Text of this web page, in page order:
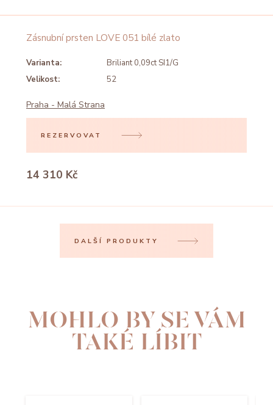
Zásnubní prsten LOVE 051 bílé zlato
Varianta:
Briliant 0,09ct SI1/G
Velikost:
52
Praha - Malá Strana
REZERVOVAT
14 310 Kč
DALŠÍ PRODUKTY
MOHLO BY SE VÁM
TAKÉ LÍBIT